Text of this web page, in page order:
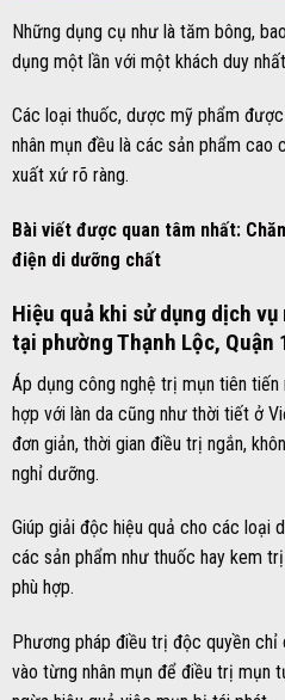
Những dụng cụ như là tăm bông,
dụng một lần với một khách duy
Các loại thuốc, dược mỹ phẩm
nhân mụn đều là các sản phẩm cao
xuất xứ rõ ràng.
Bài viết được quan tâm nhất:
điện di dưỡng chất
Hiệu quả khi sử dụng dịch vụ
tại phường Thạnh Lộc, Quận
Áp dụng công nghệ trị mụn tiên tiến
hợp với làn da cũng như thời tiết ở
đơn giản, thời gian điều trị ngắn,
nghỉ dưỡng.
Giúp giải độc hiệu quả cho các loại
các sản phẩm như thuốc hay kem
phù hợp.
Phương pháp điều trị độc quyền
vào từng nhân mụn để điều trị mụn